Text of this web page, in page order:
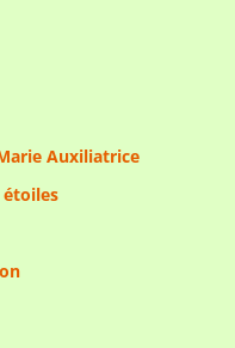
Auxiliatrice
étoiles